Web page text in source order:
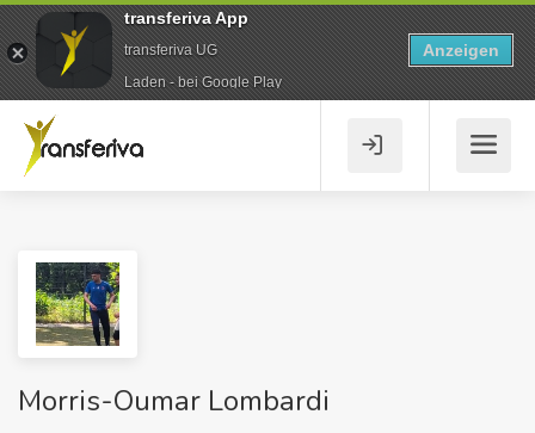
Morris-Oumar Lombardi
transferiva App
transferiva UG
Laden - bei Google Play
Anzeigen